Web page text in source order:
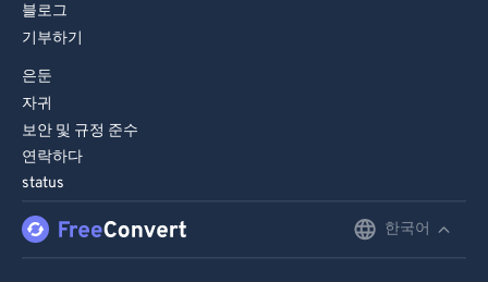
블로그
기부하기
은둔
자귀
보안 및 규정 준수
연락하다
status
한국어